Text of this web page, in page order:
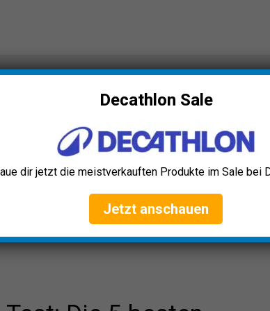
Die 5 besten (Bestenliste)
Decathlon Sale
dir jetzt die meistverkauften Produkte im Sale bei
Jetzt anschauen